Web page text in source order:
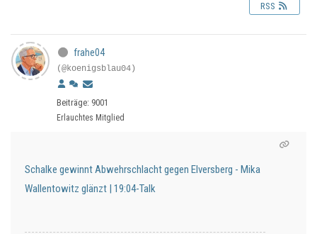
RSS
frahe04
(@koenigsblau04)
Beiträge: 9001
Erlauchtes Mitglied
Schalke gewinnt Abwehrschlacht gegen Elversberg - Mika
Wallentowitz glänzt | 19:04-Talk